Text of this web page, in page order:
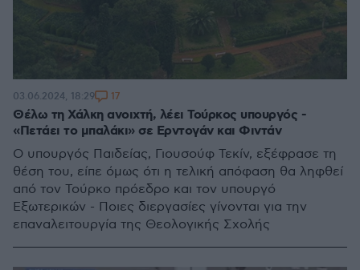
Θέλω τη Χάλκη ανοιχτή, λέει Τούρκος υπουργός -
«Πετάει το μπαλάκι» σε Ερντογάν και Φιντάν
Ο υπουργός Παιδείας, Γιουσούφ Τεκίν, εξέφρασε τη
θέση του, είπε όμως ότι η τελική απόφαση θα ληφθεί
από τον Τούρκο πρόεδρο και τον υπουργό
Εξωτερικών - Ποιες διεργασίες γίνονται για την
επαναλειτουργία της Θεολογικής Σχολής
03.06.2024, 18:29 17